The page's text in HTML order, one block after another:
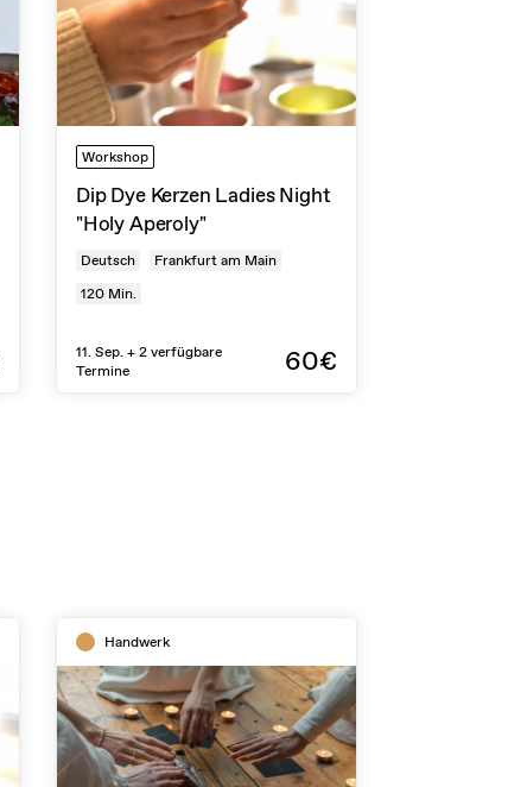
Workshop
Dip Dye Kerzen Ladies Night
"Holy Aperoly"
Deutsch
Frankfurt am Main
120 Min.
11. Sep. + 2 verfügbare
Termine
60€
Handwerk